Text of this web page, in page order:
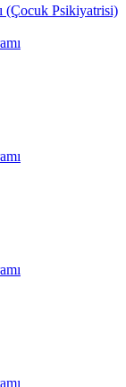
(Çocuk Psikiyatrisi)